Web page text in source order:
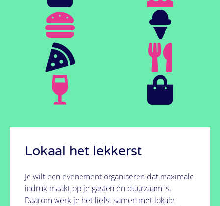
Lokaal het lekkerst
Je wilt een evenement organiseren dat maximale
indruk maakt op je gasten én duurzaam is.
Daarom werk je het liefst samen met lokale